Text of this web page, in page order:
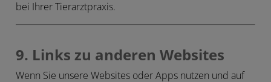
bei Ihrer Tierarztpraxis.
9. Links zu anderen Websites
Wenn Sie unsere Websites oder Apps nutzen und auf